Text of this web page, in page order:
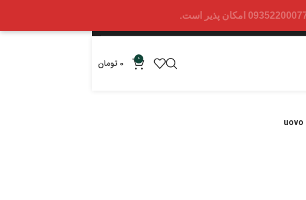
0
0 تومان